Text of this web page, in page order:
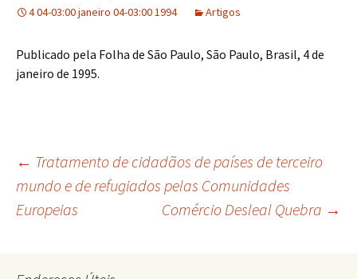
4 04-03:00 janeiro 04-03:00 1994 Artigos
Publicado pela Folha de São Paulo, São Paulo, Brasil, 4 de
janeiro de 1995.
Navegação
de
← Tratamento de cidadãos de países de terceiro
mundo e de refugiados pelas Comunidades
Europeias
Comércio Desleal Quebra →